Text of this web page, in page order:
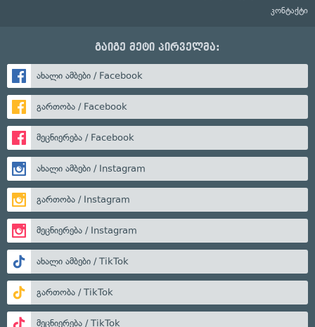
კონტაქტი
გაიგე მეტი პირველმა:
ახალი ამბები / Facebook
გართობა / Facebook
მეცნიერება / Facebook
ახალი ამბები / Instagram
გართობა / Instagram
მეცნიერება / Instagram
ახალი ამბები / TikTok
გართობა / TikTok
მეცნიერება / TikTok